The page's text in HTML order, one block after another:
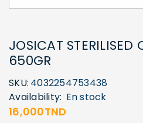
JOSICAT STERILISED
650GR
SKU: 4032254753438
Availability: En stock
16,000TND